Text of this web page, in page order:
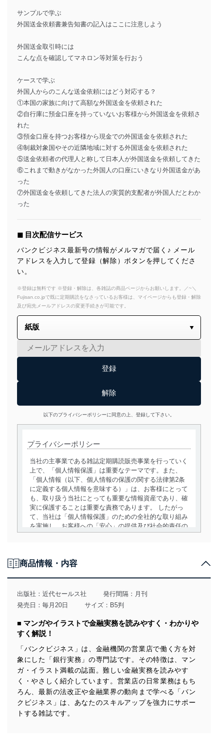
サンプルで学ぶ
外国送金依頼書兼告知書の記入はここに注意しよう
外国送金取引時には
こんな点を確認してマネロン等対策を行おう
ケースで学ぶ
外国人からのこんな送金依頼にはどう対応する？
①本国の家族に向けて高額な外国送金を依頼された
②自行庫に預金口座を持っていないお客様から外国送金を依頼さ
れた
③預金口座を持つお客様から現金での外国送金を依頼された
④制裁対象国やその近隣地域に対する外国送金を依頼された
⑤送金依頼者の代理人と称して日本人が外国送金を依頼してきた
⑥これまで動きがなかった外国人の口座にいきなり外国送金があ
った
⑦外国送金を依頼してきた法人の実質的支配者が外国人だとわか
った
◼︎ 目次配信サービス
バンクビジネス最新号の情報がメルマガで届く♪ メール
アドレスを入力して登録（解除）ボタンを押してくださ
い。
※登録は無料です ※登録・解除は、各雑誌の商品ページからお願いします。／~＼
Fujisan.co.jpで既に定期購読をなさっているお客様は、マイページからも登録・解除
及び宛先メールアドレスの変更手続きが可能です。
以下のプライバシーポリシーに同意の上、登録して下さい。
プライバシーポリシー
当社の主事業である雑誌定期購読販売事業を行っていく
上で、「個人情報保護」は重要なテーマです。また、
「個人情報（以下、個人情報の保護の関する法律第2条
に定義する個人情報を意味する）」は、お客様にとって
も、取り扱う当社にとっても重要な情報資産であり、確
実に保護することは重要な責務であります。 したがっ
て、当社は「個人情報保護」のための全社的な取り組み
を実施し、お客様への「安心」の提供及び社会的責任の
用目的を明確にし、本人の同意を得たうえで利用目的の
達成に必要な範囲内で適法かつ公正な手段によって取
得・利用・提供を行います。また、当社が保有している
個人情報は、同意を得ずに目的外利用、第三者への提
みを確実にするため、従業者等の教育を徹底してまいり
ます。また、目的外利用を行わないために、適切な管理
措置を講じます。
法令遵守
当社は、個人情報に関連する法令、国が定める指針及び
その他の規範を遵守します。また、当社の管理の仕組み
に、これらの法令及びその他の規範を常に適合させま
す。
商品情報・内容
出版社： 近代セールス社
発行間隔：月刊
発売日：毎月20日
サイズ：B5判
■ マンガやイラストで金融実務を読みやすく・わかりや
すく解説！
「バンクビジネス」は、金融機関の営業店で働く方を対
象にした「銀行実務」の専門誌です。その特徴は、マン
ガ・イラスト満載の誌面。難しい金融実務を読みやす
く・やさしく紹介しています。営業店の日常業務はもち
ろん、最新の法改正や金融業界の動向まで学べる「バン
クビジネス」は、あなたのスキルアップを強力にサポー
トする雑誌です。